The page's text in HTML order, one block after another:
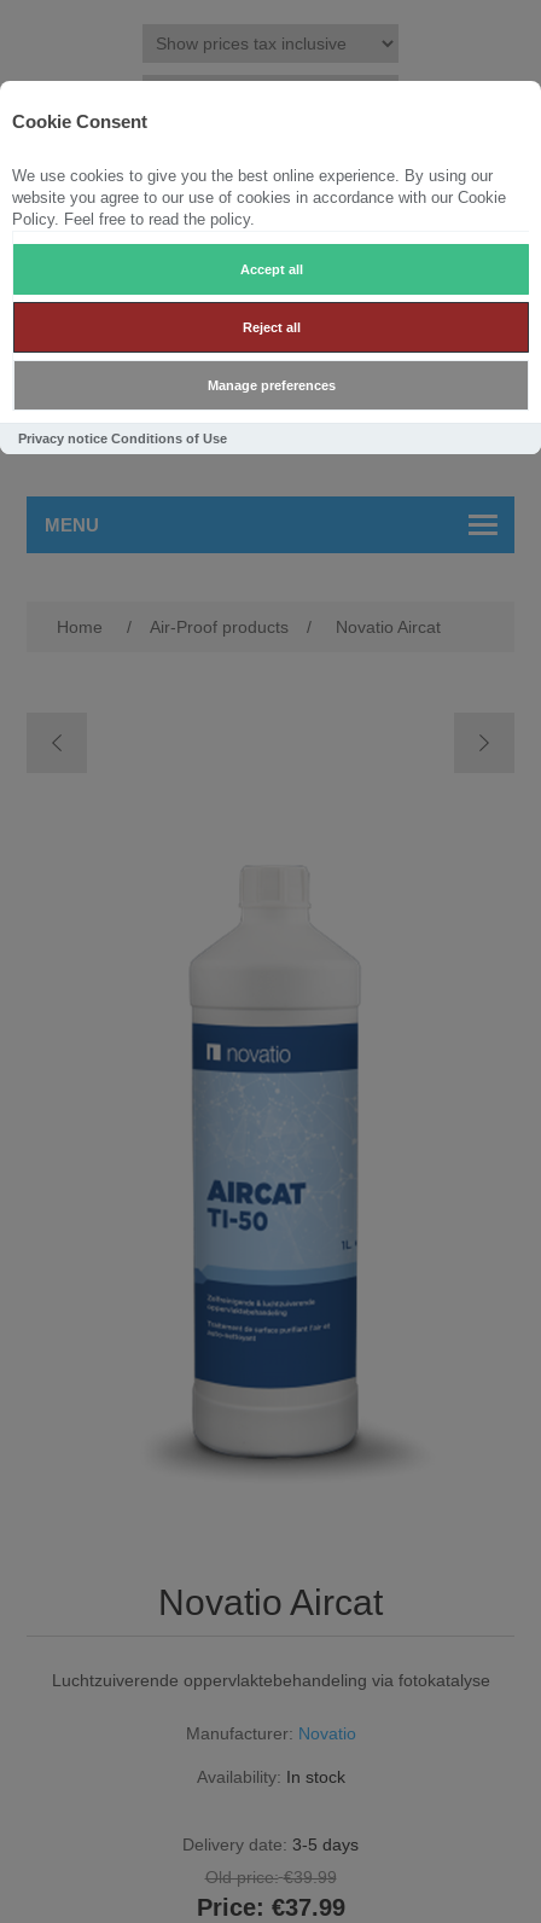
Cookie Consent
We use cookies to give you the best online experience. By using our
website you agree to our use of cookies in accordance with our Cookie
Policy. Feel free to read the policy.
Accept all
Reject all
Manage preferences
Privacy notice Conditions of Use
REGISTER LOG IN WISHLIST (0)
SHOPPING CART (0)
MENU
Home / Air-Proof products / Novatio Aircat
Novatio Aircat
Luchtzuiverende oppervlaktebehandeling via fotokatalyse
Manufacturer: Novatio
Availability: In stock
Delivery date: 3-5 days
Old price: €39.99
Price: €37.99